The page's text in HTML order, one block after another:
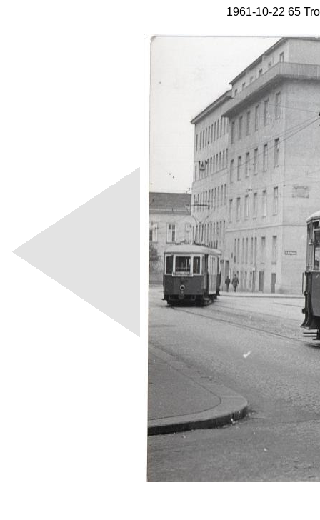
1961-10-22 65